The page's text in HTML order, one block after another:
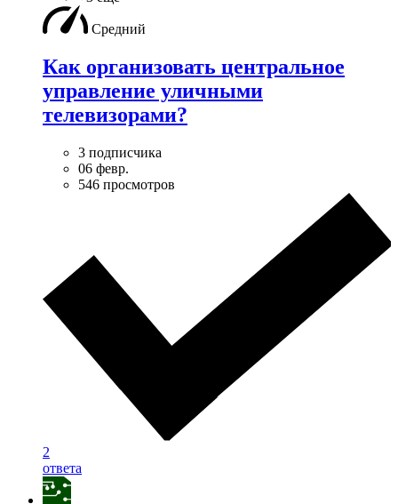
Средний
Как организовать центральное
управление уличными
телевизорами?
3 подписчика
06 февр.
546 просмотров
2
ответа